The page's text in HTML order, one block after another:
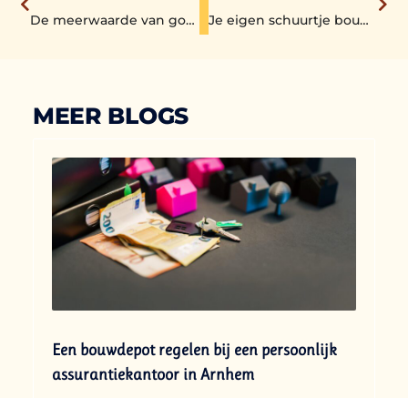
De meerwaarde van goede binnenzonwering
Je eigen schuurtje bouwen in de tuin, hoe pak je het aan?
MEER BLOGS
Een bouwdepot regelen bij een persoonlijk
assurantiekantoor in Arnhem